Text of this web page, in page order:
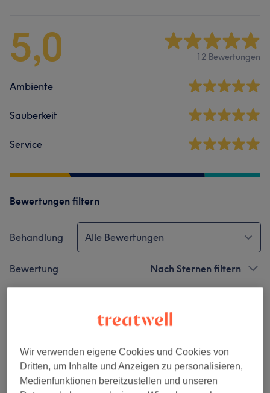
5,0 12 Bewertungen
Ambiente
Sauberkeit
Service
Bewertungen filtern
Behandlung Alle Bewertungen
Bewertung Nach Sternen filtern
Geschrieben von unseren Kunden, damit du weißt, was
Wir verwenden eigene Cookies und Cookies von
Dritten, um Inhalte und Anzeigen zu personalisieren,
Medienfunktionen bereitzustellen und unseren